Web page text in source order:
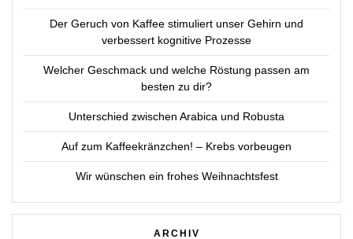
Der Geruch von Kaffee stimuliert unser Gehirn und
verbessert kognitive Prozesse
Welcher Geschmack und welche Röstung passen am
besten zu dir?
Unterschied zwischen Arabica und Robusta
Auf zum Kaffeekränzchen! – Krebs vorbeugen
Wir wünschen ein frohes Weihnachtsfest
ARCHIV